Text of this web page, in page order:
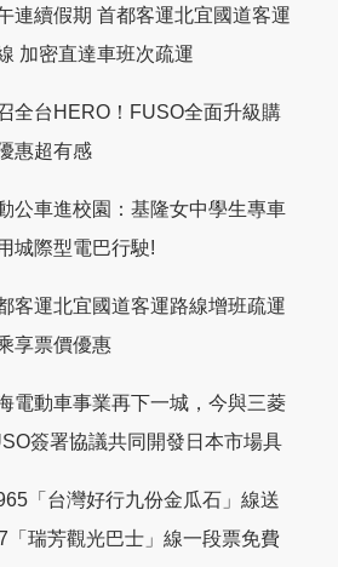
連續假期 首都客運北宜國道客運
加密直達車班次疏運
全台HERO！FUSO全面升級購
惠超有感
公車進校園：基隆女中學生專車
城際型電巴行駛!
客運北宜國道客運路線增班疏運
享票價優惠
電動車事業再下一城，今與三菱
簽署協議共同開發日本市場具
「台灣好行九份金瓜石」線送
「瑞芳觀光巴士」線一段票免費